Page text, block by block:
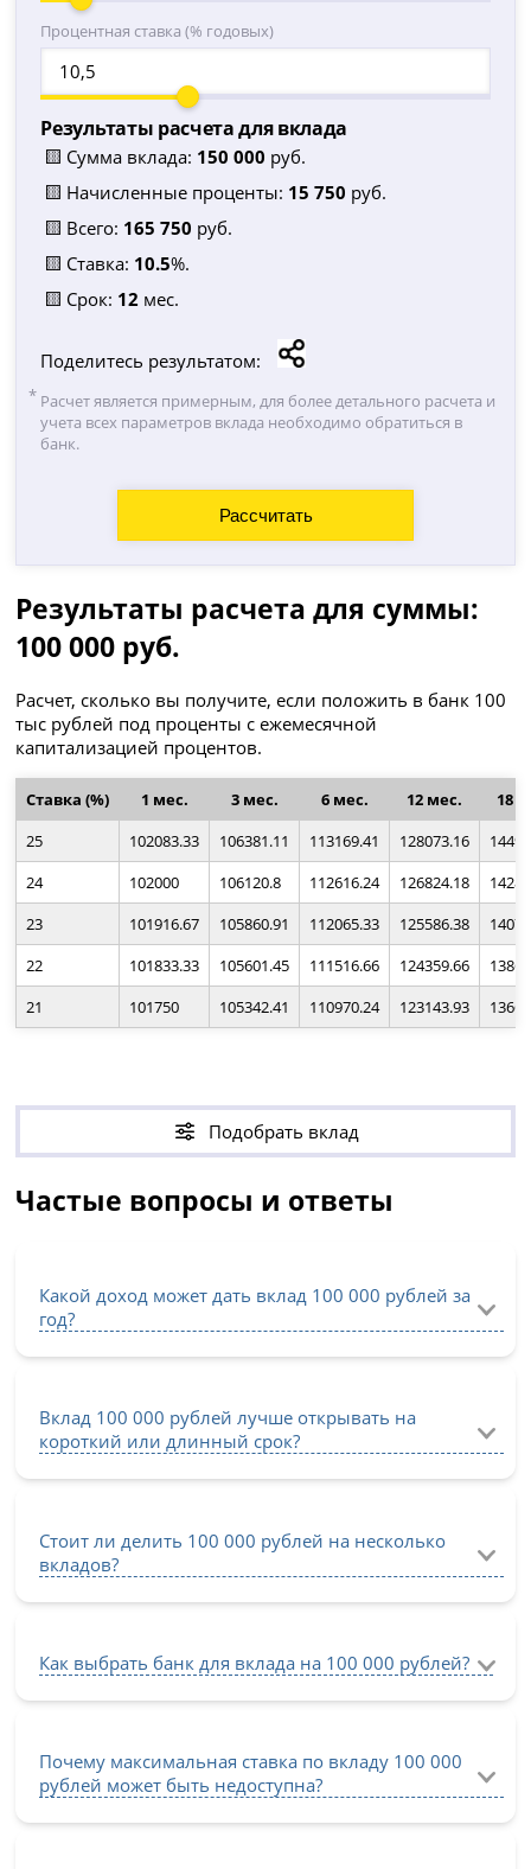
Процентная ставка (% годовых)
Результаты расчета для вклада
🟨 Сумма вклада: 150 000 руб.
🟨 Начисленные проценты: 15 750 руб.
🟨 Всего: 165 750 руб.
🟨 Ставка: 10.5%.
🟨 Срок: 12 мес.
Поделитесь результатом:
Расчет является примерным, для более детального расчета и
учета всех параметров вклада необходимо обратиться в
банк.
Результаты расчета для суммы:
100 000 руб.
Расчет, сколько вы получите, если положить в банк 100
тыс рублей под проценты с ежемесячной
капитализацией процентов.
Ставка (%) 1 мес. 3 мес. 6 мес. 12 мес.
18
25
102083.33 106381.11 113169.41 128073.16
24
102000 106120.8 112616.24 126824.18
23
101916.67 105860.91 112065.33 125586.38
22
101833.33 105601.45 111516.66 124359.66
21
101750 105342.41 110970.24 123143.93
Подобрать вклад
Частые вопросы и ответы
Какой доход может дать вклад 100 000 рублей за
год?
Вклад 100 000 рублей лучше открывать на
короткий или длинный срок?
Стоит ли делить 100 000 рублей на несколько
вкладов?
Как выбрать банк для вклада на 100 000 рублей?
Почему максимальная ставка по вкладу 100 000
рублей может быть недоступна?